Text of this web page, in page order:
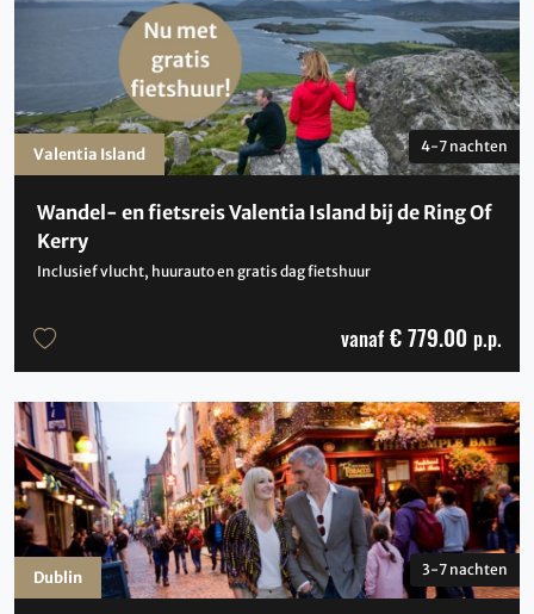
Wandel- en fietsreis Valentia Island bij de Ring Of
Kerry
Inclusief vlucht, huurauto en gratis dag fietshuur
4-7 nachten
vanaf € 779.00 p.p.
Valentia Island
3-7 nachten
Dublin